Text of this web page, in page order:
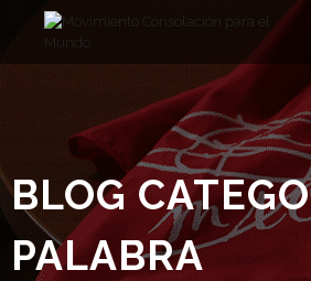
content
BLOG
PALABRA